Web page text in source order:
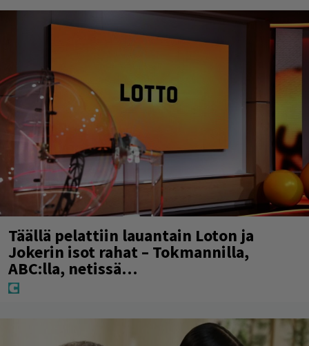
Täällä pelattiin lauantain Loton ja
Jokerin isot rahat – Tokmannilla,
ABC:lla, netissä…